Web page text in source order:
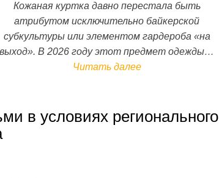
Кожаная куртка давно перестала быть
атрибутом исключительно байкерской
субкультуры или элементом гардероба «на
выход». В 2026 году этот предмет одежды…
Читать далее
в условиях регионального